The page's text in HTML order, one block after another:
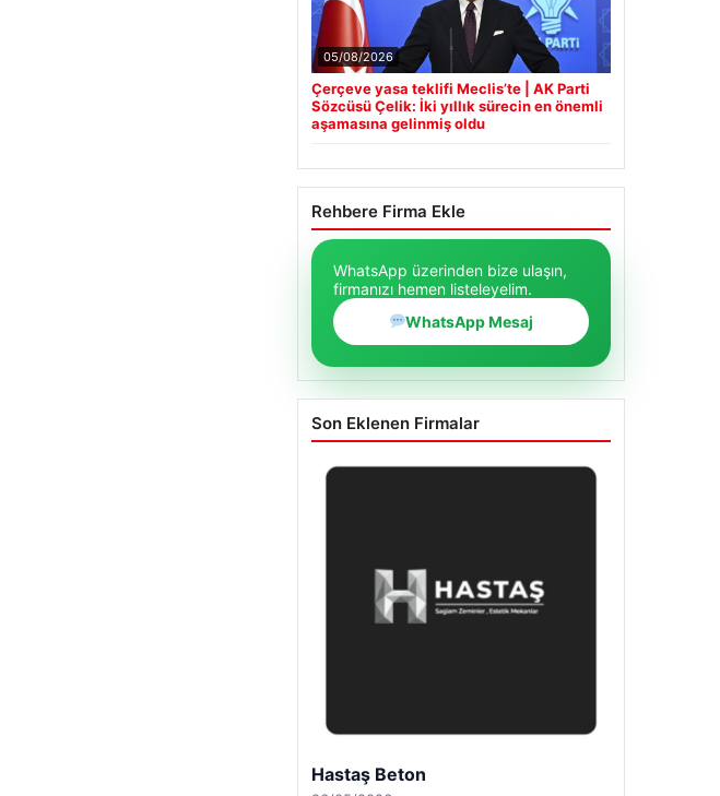
05/08/2026
Çerçeve yasa teklifi Meclis’te | AK Parti
Sözcüsü Çelik: İki yıllık sürecin en önemli
aşamasına gelinmiş oldu
Rehbere Firma Ekle
WhatsApp üzerinden bize ulaşın,
firmanızı hemen listeleyelim.
WhatsApp Mesaj
Son Eklenen Firmalar
Enes Kaplan Avukatlık Bürosu